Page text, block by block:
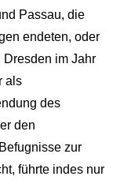
Passau, die
endeten, oder
Dresden im Jahr
als
des
den
zur
führte indes nur